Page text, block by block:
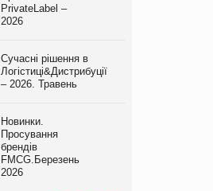
PrivateLabel –
2026
Сучасні рішення в
Логістиці&Дистрибуції
– 2026. Травень
Новинки.
Просування
брендів
FMCG.Березень
2026